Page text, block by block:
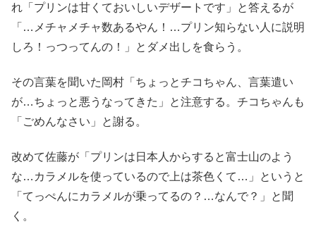
れ「プリンは甘くておいしいデザートです」と答えるが
「…メチャメチャ数あるやん！…プリン知らない人に説明
しろ！っつってんの！」とダメ出しを食らう。
その言葉を聞いた岡村「ちょっとチコちゃん、言葉遣い
が…ちょっと悪うなってきた」と注意する。チコちゃんも
「ごめんなさい」と謝る。
改めて佐藤が「プリンは日本人からすると富士山のよう
な…カラメルを使っているので上は茶色くて…」というと
「てっぺんにカラメルが乗ってるの？…なんで？」と聞
く。